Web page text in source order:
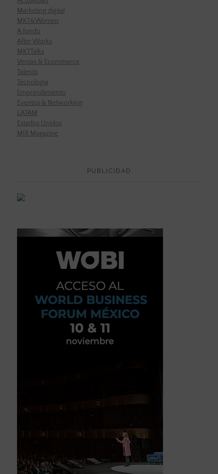
Marketing digital
MKT&Women
A fondo
After Works
MKTTalks
Ventas & Ecommerce
Talento
Tecnología
Emprendimiento
Eventos & Networking
LATAM
Estados Unidos
MIR Magazine
PUBLICIDAD